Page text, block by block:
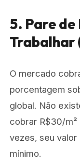
5. Pare
Trabalhar
O mercado
porcentagem
global. Não
cobrar R$30/
vezes, seu valor
mínimo.